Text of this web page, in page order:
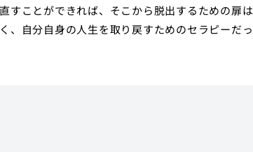
すことができれば、そこから脱出するための扉は
、自分自身の人生を取り戻すためのセラピーだっ